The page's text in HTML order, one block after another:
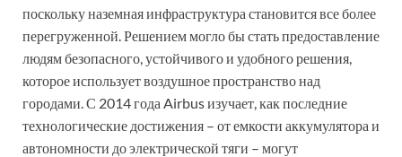
поскольку наземная инфраструктура становится все более
перегруженной. Решением могло бы стать предоставление
людям безопасного, устойчивого и удобного решения,
которое использует воздушное пространство над
городами. С 2014 года Airbus изучает, как последние
технологические достижения – от емкости аккумулятора и
автономности до электрической тяги – могут